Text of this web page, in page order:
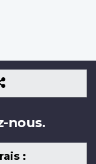
Suivez-
nous
nous.
: